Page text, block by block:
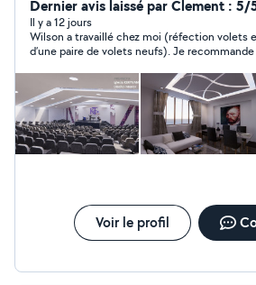
Dernier avis laissé par Clement : 5/
Il y a 12 jours
Wilson a travaillé chez moi (réfection volets
d’une paire de volets neufs). Je
fortement !
Voir le profil